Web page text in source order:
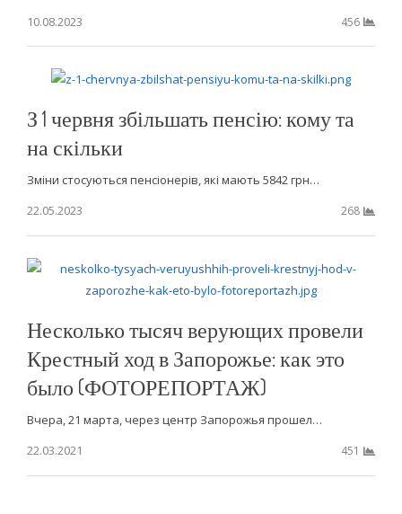
10.08.2023
456
З 1 червня збільшать пенсію: кому та
на скільки
Зміни стосуються пенсіонерів, які мають 5842 грн…
22.05.2023
268
Несколько тысяч верующих провели
Крестный ход в Запорожье: как это
было (ФОТОРЕПОРТАЖ)
Вчера, 21 марта, через центр Запорожья прошел…
22.03.2021
451